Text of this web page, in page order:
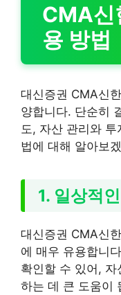
CMA신
용 방법
대신증권 CMA신
양합니다. 단순히
도, 자산 관리와
법에 대해 알아보
1. 일상적
대신증권 CMA신
에 매우 유용합니
확인할 수 있어,
하는 데 큰 도움이